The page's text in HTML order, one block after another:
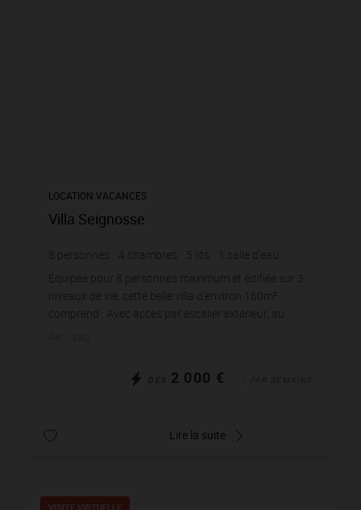
LOCATION VACANCES
Villa Seignosse
8 personnes 4 chambres 5 lits
salle d'eau
salle de bain
Équipée pour 8 personnes maximum et édifiée sur 3
niveaux de vie, cette belle villa d'environ 160m²
comprend : Avec accès par escalier extérieur, au
DÈS 2 000 €
Lire la suite
VISITE VIRTUELLE